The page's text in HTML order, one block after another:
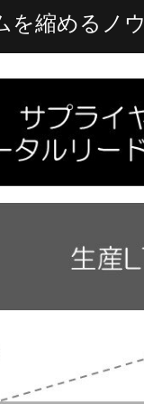
縮めるノ